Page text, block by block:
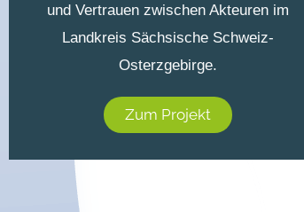
und Vertrauen zwischen Akteuren im
Landkreis Sächsische Schweiz-
Osterzgebirge.
Zum Projekt